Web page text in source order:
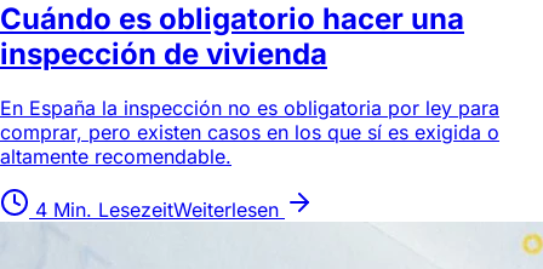
Cuándo es obligatorio hacer una
inspección de vivienda
En España la inspección no es obligatoria por ley para
comprar, pero existen casos en los que sí es exigida o
altamente recomendable.
4 Min. LesezeitWeiterlesen